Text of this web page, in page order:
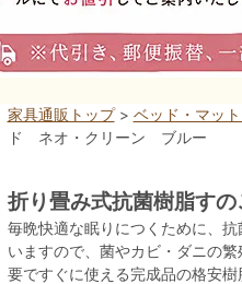
家具通販トップ> ベッド・マッ
ド ネオ・クリーン ブルー
折り畳み式抗菌樹脂す
毎晩快適な眠りにつくために、
いますので、菌やカビ・ダニの
要ですぐに使える完成品の格安樹